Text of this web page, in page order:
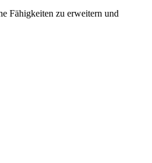
Fähigkeiten zu erweitern und